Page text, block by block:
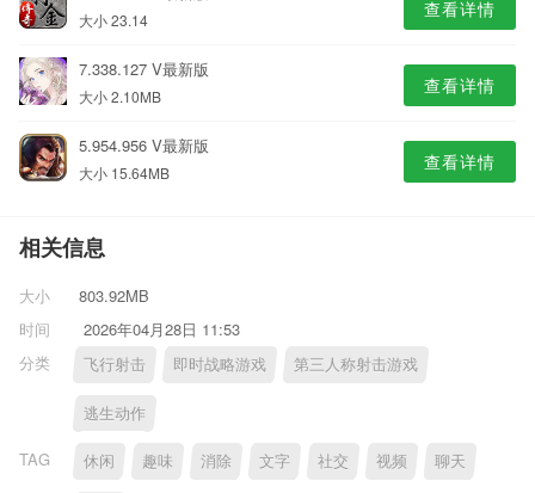
大小 23.14 查看详情
7.338.127 V最新版
大小 2.10MB 查看详情
5.954.956 V最新版
大小 15.64MB 查看详情
相关信息
大小
803.92MB
时间
2026年04月28日 11:53
分类
飞行射击 即时战略游戏 第三人称射击游戏
逃生动作
TAG 休闲 趣味 消除 文字 社交 视频 聊天